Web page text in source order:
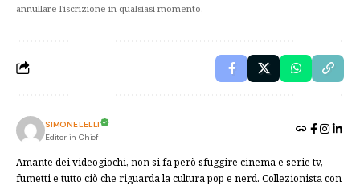
annullare l'iscrizione in qualsiasi momento.
SIMONE LELLI
Editor in Chief
Amante dei videogiochi, non si fa però sfuggire cinema e serie tv,
fumetti e tutto ciò che riguarda la cultura pop e nerd. Collezionista con